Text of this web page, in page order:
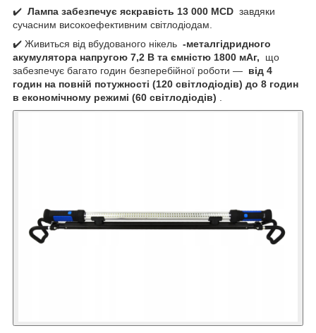
✔️ Лампа забезпечує яскравість 13 000 MCD завдяки
сучасним високоефективним світлодіодам.
✔️ Живиться від вбудованого нікель -металгідридного
акумулятора напругою 7,2 В та ємністю 1800 мАг, що
забезпечує багато годин безперебійної роботи — від 4
годин на повній потужності (120 світлодіодів) до 8 годин
в економічному режимі (60 світлодіодів) .